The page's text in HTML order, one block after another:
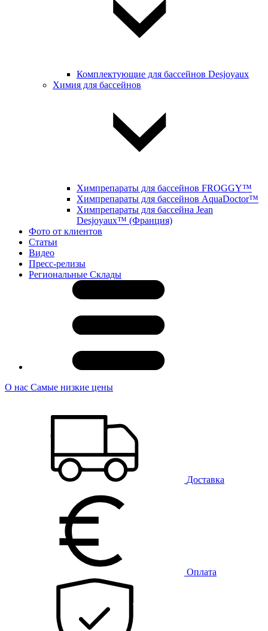
Комплектующие для бассейнов Desjoyaux
Химия для бассейнов
Химпрепараты для бассейнов FROGGY™
Химпрепараты для бассейнов AquaDoctor™
Химпрепараты для бассейна Jean
Desjoyaux™ (Франция)
Фото от клиентов
Статьи
Видео
Пресс-релизы
Региональные Склады
О нас Самые низкие цены
Доставка
Оплата